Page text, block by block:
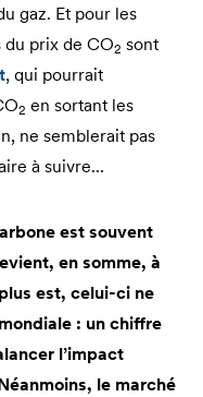
gaz. Et pour les
du prix de CO2 sont
, qui pourrait
2 en sortant les
ne semblerait pas
à suivre...
est souvent
en somme, à
est, celui-ci ne
: un chiffre
l’impact
le marché